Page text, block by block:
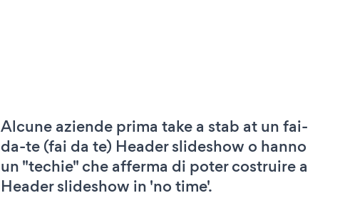
Alcune aziende prima take a stab at un fai-
da-te (fai da te) Header slideshow o hanno
un "techie" che afferma di poter costruire a
Header slideshow in 'no time'.